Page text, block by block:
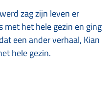
zag zijn leven er
met het hele gezin en ging
een ander verhaal, Kian
hele gezin.